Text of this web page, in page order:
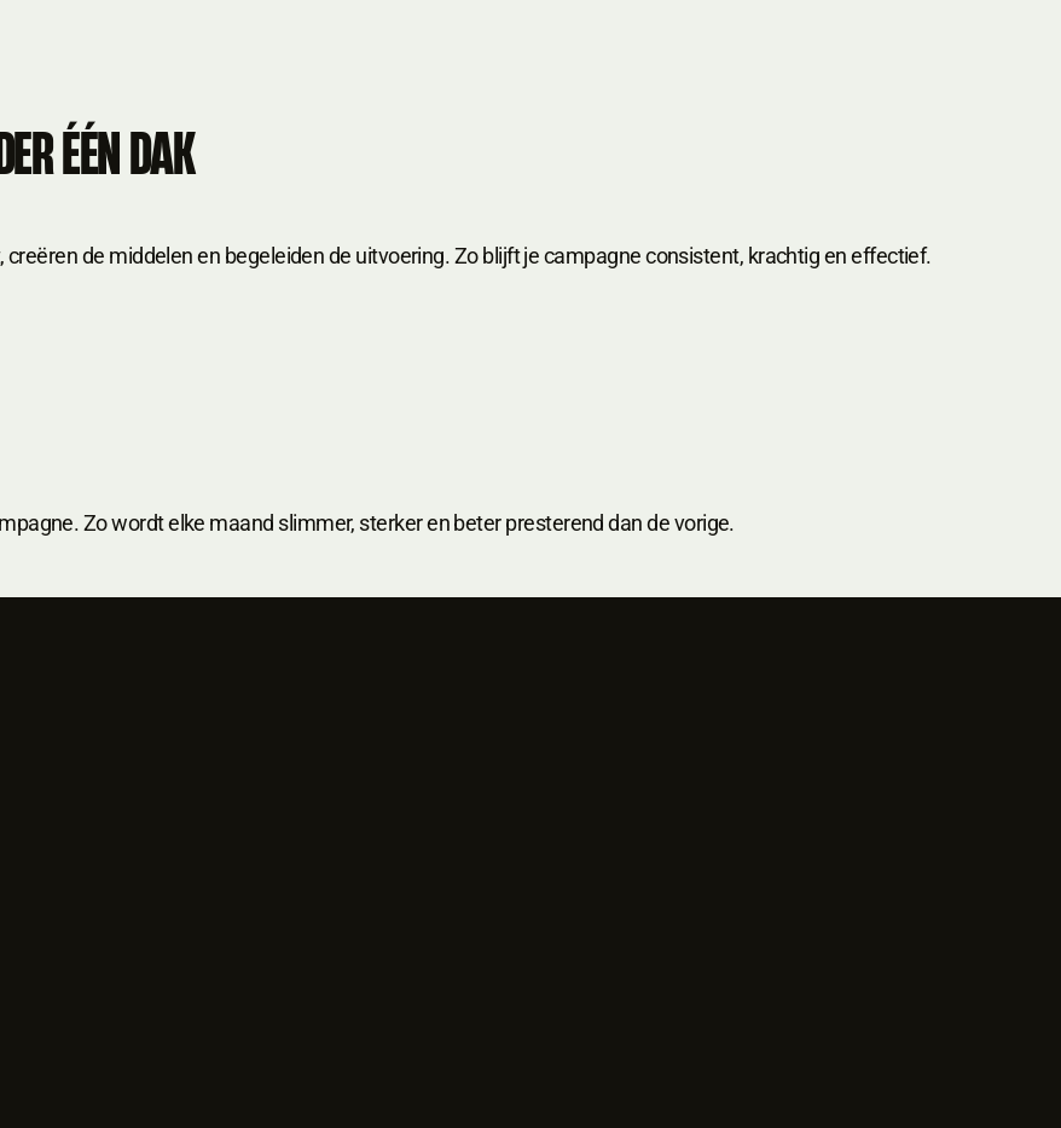
ÉÉN DAK
de middelen en begeleiden de uitvoering. Zo blijft je campagne consistent, krachtig en effectief.
Zo wordt elke maand slimmer, sterker en beter presterend dan de vorige.